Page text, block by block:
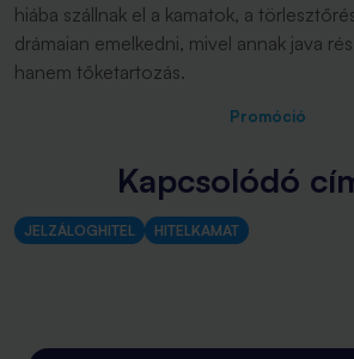
hiába szállnak el a kamatok, a
drámaian emelkedni, mivel annak java
hanem tőketartozás.
Promóció
Kapcsolódó
JELZÁLOGHITEL HITELKAMAT